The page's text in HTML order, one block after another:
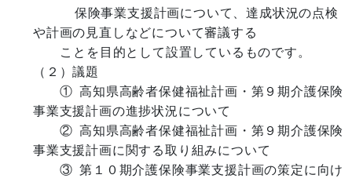
や計画の見直しなどについて審議する
ことを目的として設置しているものです。
（２）議題
① 高知県高齢者保健福祉計画・第９期介護保険
事業支援計画の進捗状況について
② 高知県高齢者保健福祉計画・第９期介護保険
事業支援計画に関する取り組みについて
③ 第１０期介護保険事業支援計画の策定に向け